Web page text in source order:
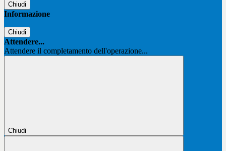
Chiudi
Informazione
Chiudi
Attendere...
Attendere il completamento dell'operazione...
Chiudi